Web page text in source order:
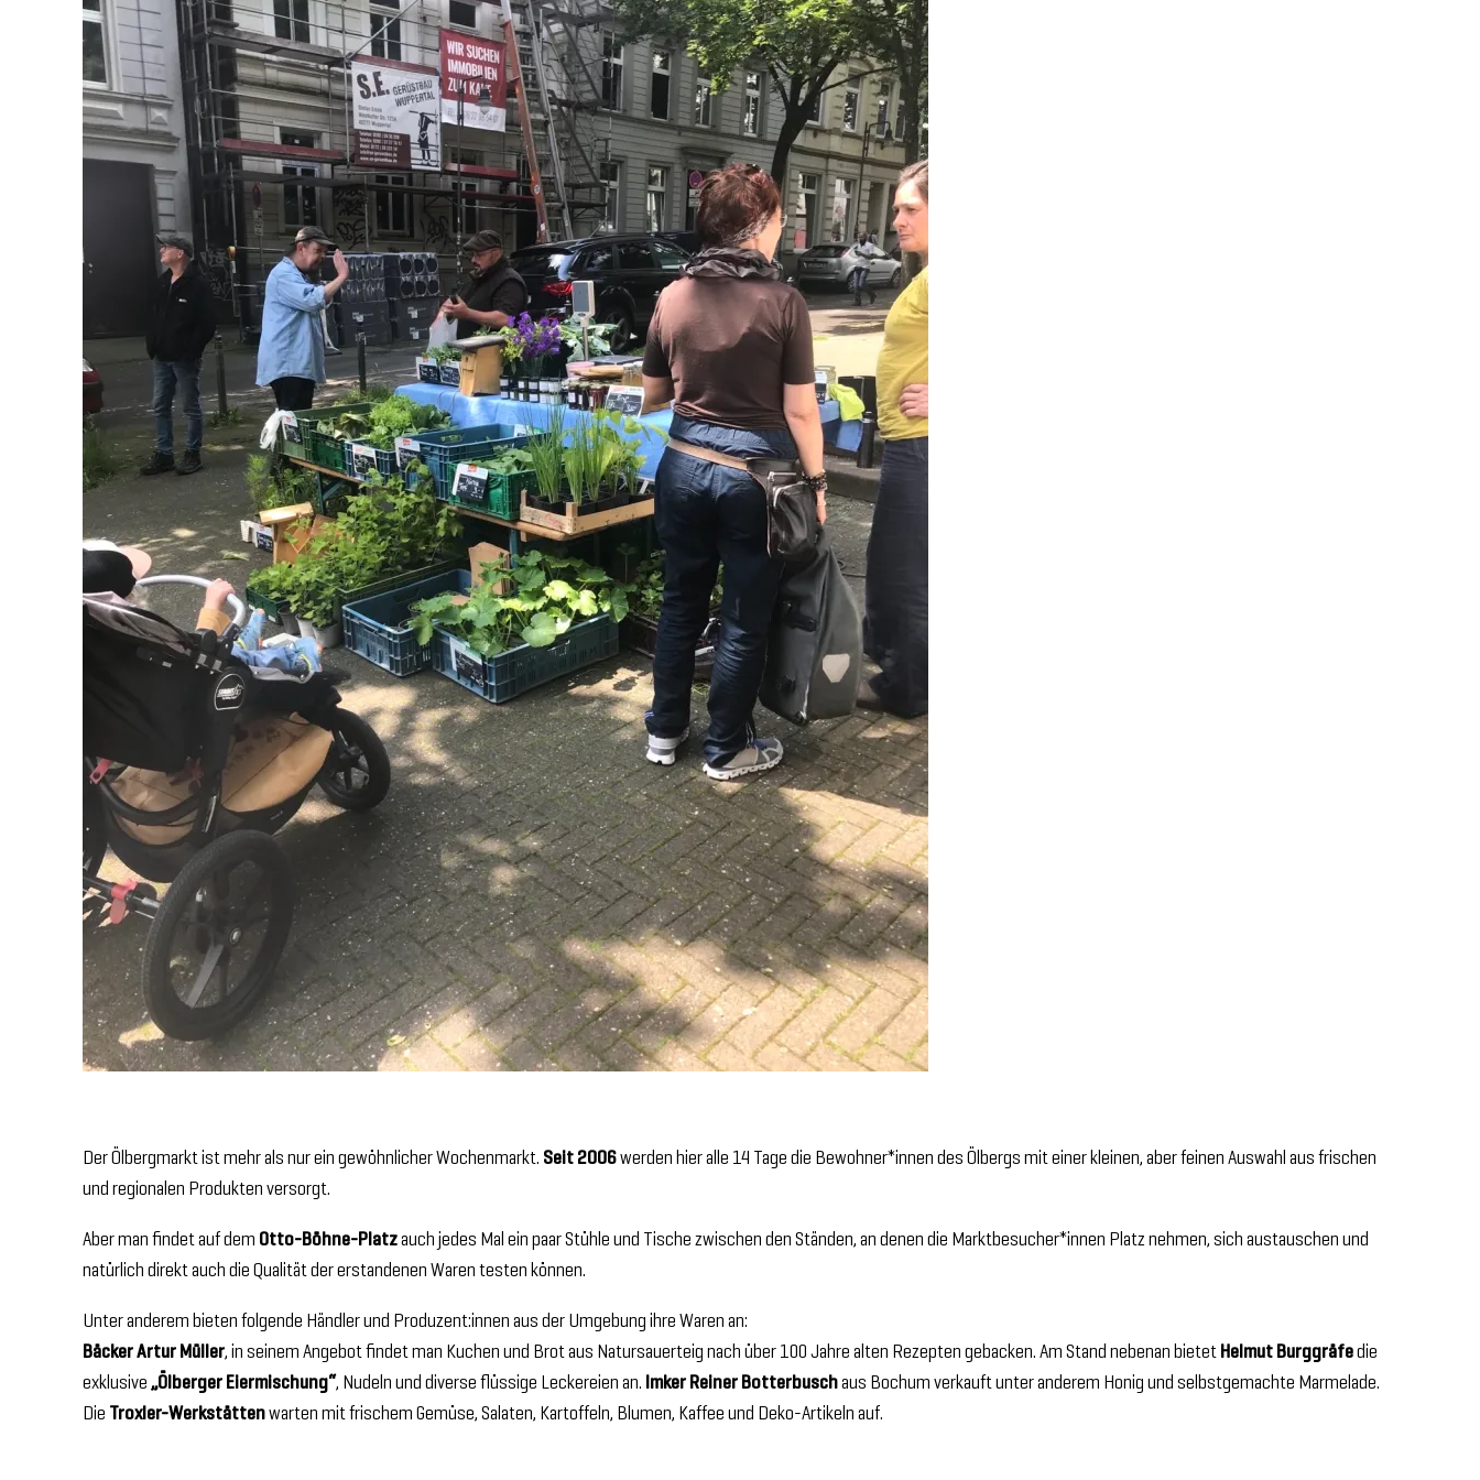
Der Ölbergmarkt ist mehr als nur ein gewöhnlicher Wochenmarkt. Seit 2006werden hier alle 14 Tage die Bewohner*innen des Ölbergs mit einer kleinen, aber feinen Auswahl aus frischen
und regionalen Produkten versorgt.
Aber man findet auf dem Otto-Böhne-Platzauch jedes Mal ein paar Stühle und Tische zwischen den Ständen, an denen die Marktbesucher*innen Platz nehmen, sich austauschen und
natürlich direkt auch die Qualität der erstandenen Waren testen können.
Unter anderem bieten folgende Händler und Produzent:innen aus der Umgebung ihre Waren an:
Bäcker Artur Müller, in seinem Angebot findet man Kuchen und Brot aus Natursauerteig nach über 100 Jahre alten Rezepten gebacken. Am Stand nebenan bietetHelmut Burggräfedie
exklusive„Ölberger Eiermischung“, Nudeln und diverse flüssige Leckereien an. Imker Reiner Botterbuschaus Bochum verkauft unter anderem Honig und selbstgemachte Marmelade.
Die Troxler-Werkstättenwarten mit frischem Gemüse, Salaten, Kartoffeln, Blumen, Kaffee und Deko-Artikeln auf.